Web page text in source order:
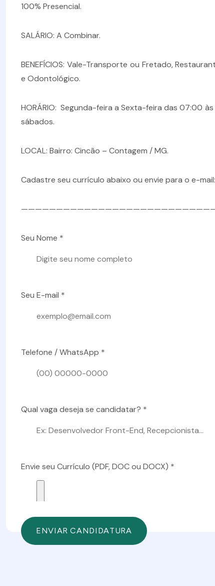
100% Presencial.
SALÁRIO: A Combinar.
BENEFÍCIOS: Vale-Transporte ou Fretado,
e Odontológico.
HORÁRIO: Segunda-feira a Sexta-feira das 07:00
sábados.
LOCAL: Bairro: Cincão – Contagem / MG.
Cadastre seu currículo abaixo ou envie para o e-
Seu Nome *
Seu E-mail *
Telefone / WhatsApp *
Qual vaga deseja se candidatar? *
Envie seu Currículo (PDF, DOC ou DOCX) *